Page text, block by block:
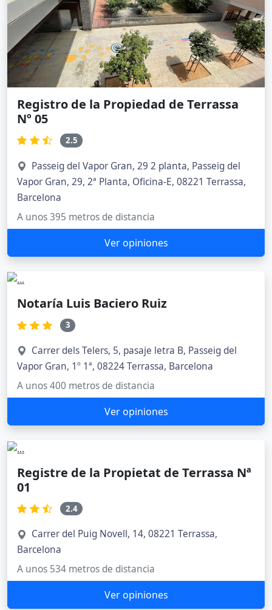
Registro de la Propiedad de Terrassa
Nº 05
2.5
Passeig del Vapor Gran, 29 2 planta, Passeig del
Vapor Gran, 29, 2ª Planta, Oficina-E, 08221 Terrassa,
Barcelona
A unos 395 metros de distancia
Ver opiniones
Notaría Luis Baciero Ruiz
3
Carrer dels Telers, 5, pasaje letra B, Passeig del
Vapor Gran, 1º 1ª, 08224 Terrassa, Barcelona
A unos 400 metros de distancia
Ver opiniones
Registre de la Propietat de Terrassa Nª
01
2.4
Carrer del Puig Novell, 14, 08221 Terrassa,
Barcelona
A unos 534 metros de distancia
Ver opiniones